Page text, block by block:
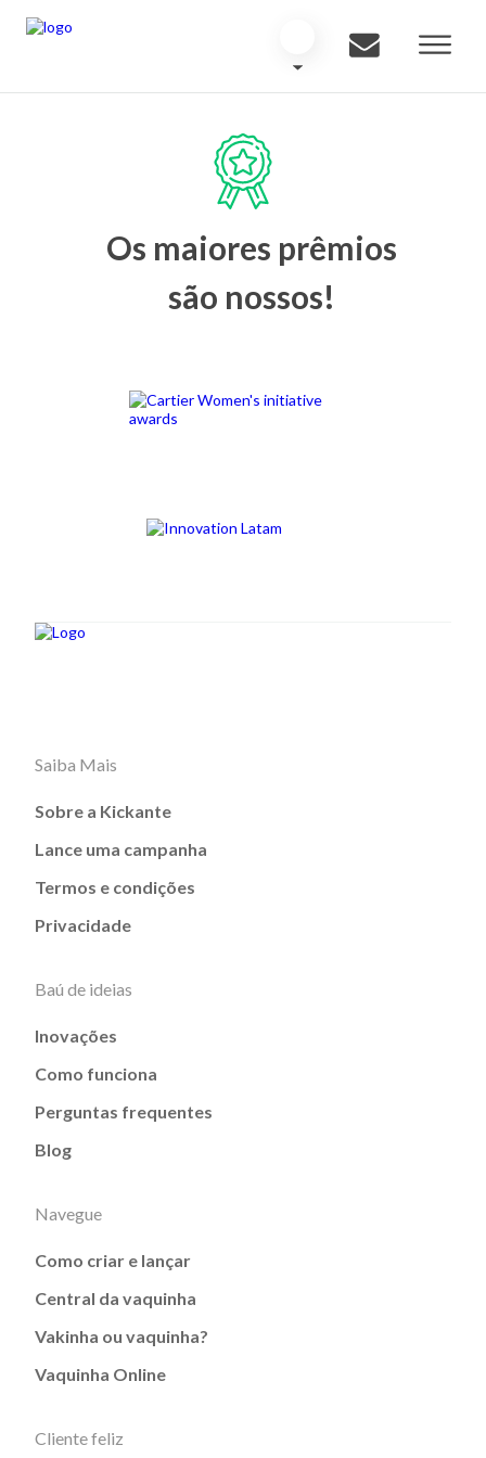
Os maiores prêmios
são nossos!
Saiba Mais
Sobre a Kickante
Lance uma campanha
Termos e condições
Privacidade
Baú de ideias
Inovações
Como funciona
Perguntas frequentes
Blog
Navegue
Como criar e lançar
Central da vaquinha
Vakinha ou vaquinha?
Vaquinha Online
Cliente feliz